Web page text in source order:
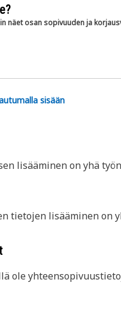
näet osan sopivuuden ja
sisään
lisääminen on yhä
tietojen lisääminen on
ole